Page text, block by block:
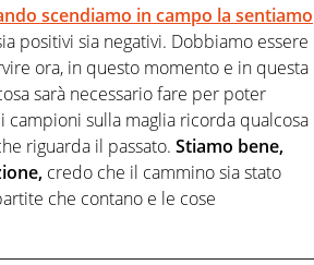
scendiamo in campo la sentiamo
positivi sia negativi. Dobbiamo essere
ora, in questo momento e in questa
sarà necessario fare per poter
campioni sulla maglia ricorda qualcosa
riguarda il passato. Stiamo bene,
credo che il cammino sia stato
che contano e le cose